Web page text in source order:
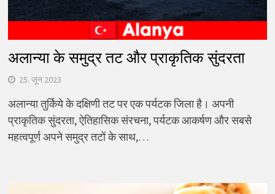
अलान्या के समुद्र तट और प्राकृतिक सुंदरता
25. जून 2023
अलान्या तुर्किये के दक्षिणी तट पर एक पर्यटक जिला है। अपनी
प्राकृतिक सुंदरता, ऐतिहासिक संरचना, पर्यटक आकर्षण और सबसे
महत्वपूर्ण अपने समुद्र तटों के साथ,…